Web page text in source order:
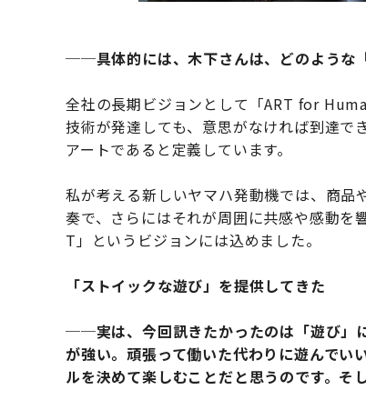
──具体的には、木下さんは、どのような
全社の長期ビジョンとして「ART for
技術が発達しても、意思がなければ到達で
アートであると定義しています。
私が考える新しいヤマハ発動機では、商品
奏で、さらにはそれが周囲に共感や感動を
T」というビジョンには込めました。
「ストイックな遊び」を提供してきた
──実は、今回訊きたかったのは「遊び」
が強い。頑張って働いた代わりに遊んでい
ルを決めて楽しむことだと思うのです。そ